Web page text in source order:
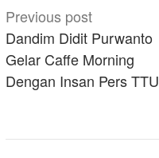
Post
navigation
Previous post
Dandim Didit Purwanto
Gelar Caffe Morning
Dengan Insan Pers TTU